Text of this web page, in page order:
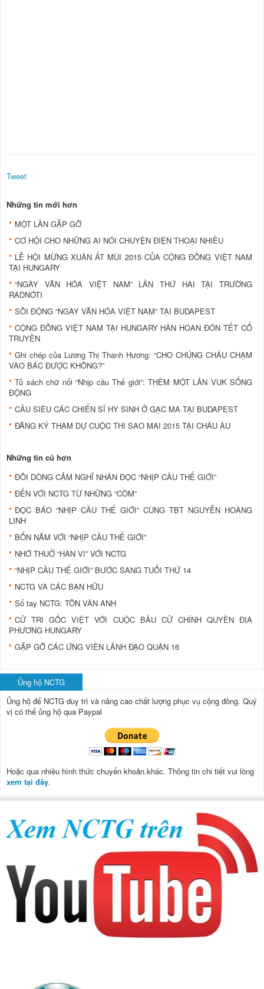
Tweet
Những tin mới hơn
MỘT LẦN GẶP GỠ
CƠ HỘI CHO NHỮNG AI NÓI CHUYỆN ĐIỆN THOẠI NHIỀU
LỄ HỘI MỪNG XUÂN ẤT MÙI 2015 CỦA CỘNG ĐỒNG VIỆT NAM
TẠI HUNGARY
“NGÀY VĂN HÓA VIỆT NAM” LẦN THỨ HAI TẠI TRƯỜNG
RADNÓTI
SÔI ĐỘNG “NGÀY VĂN HÓA VIỆT NAM” TẠI BUDAPEST
CỘNG ĐỒNG VIỆT NAM TẠI HUNGARY HÂN HOAN ĐÓN TẾT CỔ
TRUYỀN
Ghi chép của Lương Thị Thanh Hương: “CHO CHÚNG CHÁU CHẠM
VÀO BÁC ĐƯỢC KHÔNG?”
Tủ sách chữ nổi “Nhịp cầu Thế giới”: THÊM MỘT LẦN VUK SỐNG
ĐỘNG
CẦU SIÊU CÁC CHIẾN SĨ HY SINH Ở GẠC MA TẠI BUDAPEST
ĐĂNG KÝ THAM DỰ CUỘC THI SAO MAI 2015 TẠI CHÂU ÂU
Những tin cũ hơn
ĐÔI DÒNG CẢM NGHĨ NHÂN ĐỌC “NHỊP CẦU THẾ GIỚI”
ĐẾN VỚI NCTG TỪ NHỮNG “CÒM”
ĐỌC BÁO “NHỊP CẦU THẾ GIỚI” CÙNG TBT NGUYỄN HOÀNG
LINH
BỐN NĂM VỚI “NHỊP CẦU THẾ GIỚI”
NHỚ THUỞ “HÀN VI” VỚI NCTG
“NHỊP CẦU THẾ GIỚI” BƯỚC SANG TUỔI THỨ 14
NCTG VÀ CÁC BẠN HỮU
Sổ tay NCTG: TÔN VÂN ANH
CỬ TRI GỐC VIỆT VỚI CUỘC BẦU CỬ CHÍNH QUYỀN ĐỊA
PHƯƠNG HUNGARY
GẶP GỠ CÁC ỨNG VIÊN LÃNH ĐẠO QUẬN 16
Ủng hộ NCTG
Ủng hộ để NCTG duy trì và nâng cao chất lượng phục vụ cộng đồng. Quý
vị có thể ủng hộ qua Paypal
Hoặc qua nhiều hình thức chuyển khoản.khác. Thông tin chi tiết vui lòng
xem tại đây.